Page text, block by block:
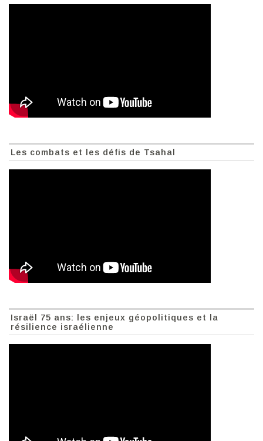
Les combats et les défis de Tsahal
Israël 75 ans: les enjeux géopolitiques et la
résilience israélienne